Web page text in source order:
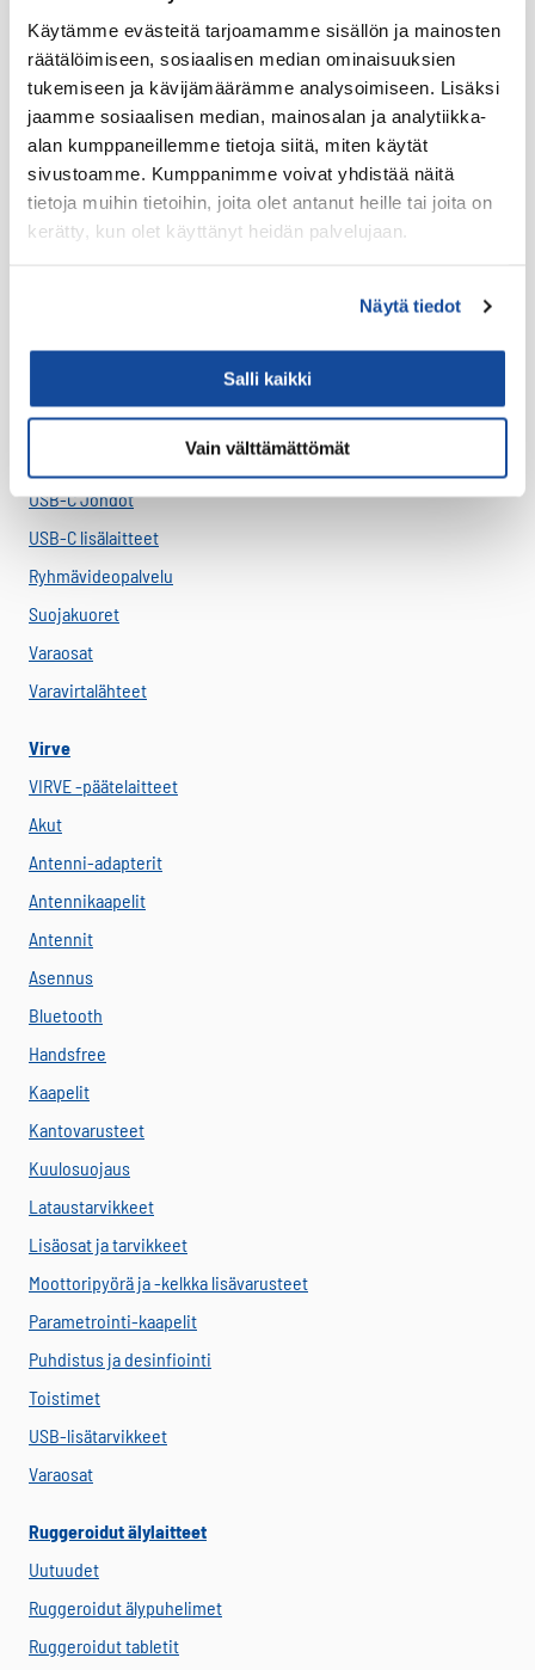
Käytämme evästeitä tarjoamamme sisällön ja mainosten
räätälöimiseen, sosiaalisen median ominaisuuksien
tukemiseen ja kävijämäärämme analysoimiseen. Lisäksi
jaamme sosiaalisen median, mainosalan ja analytiikka-
alan kumppaneillemme tietoja siitä, miten käytät
sivustoamme. Kumppanimme voivat yhdistää näitä
tietoja muihin tietoihin, joita olet antanut heille tai joita on
kerätty, kun olet käyttänyt heidän palvelujaan.
Näytä tiedot
Salli kaikki
Vain välttämättömät
Virve 2
VIRVE 2 -päätelaitteet
Uutuudet
Ajoneuvotelakat
Akut
Antennit
Kantovarusteet
Lisäosat ja tarvikkeet
USB-C Johdot
USB-C lisälaitteet
Ryhmävideopalvelu
Suojakuoret
Varaosat
Varavirtalähteet
Virve
VIRVE -päätelaitteet
Akut
Antenni-adapterit
Antennikaapelit
Antennit
Asennus
Bluetooth
Handsfree
Kaapelit
Kantovarusteet
Kuulosuojaus
Lataustarvikkeet
Lisäosat ja tarvikkeet
Moottoripyörä ja -kelkka lisävarusteet
Parametrointi-kaapelit
Puhdistus ja desinfiointi
Toistimet
USB-lisätarvikkeet
Varaosat
Ruggeroidut älylaitteet
Uutuudet
Ruggeroidut älypuhelimet
Ruggeroidut tabletit